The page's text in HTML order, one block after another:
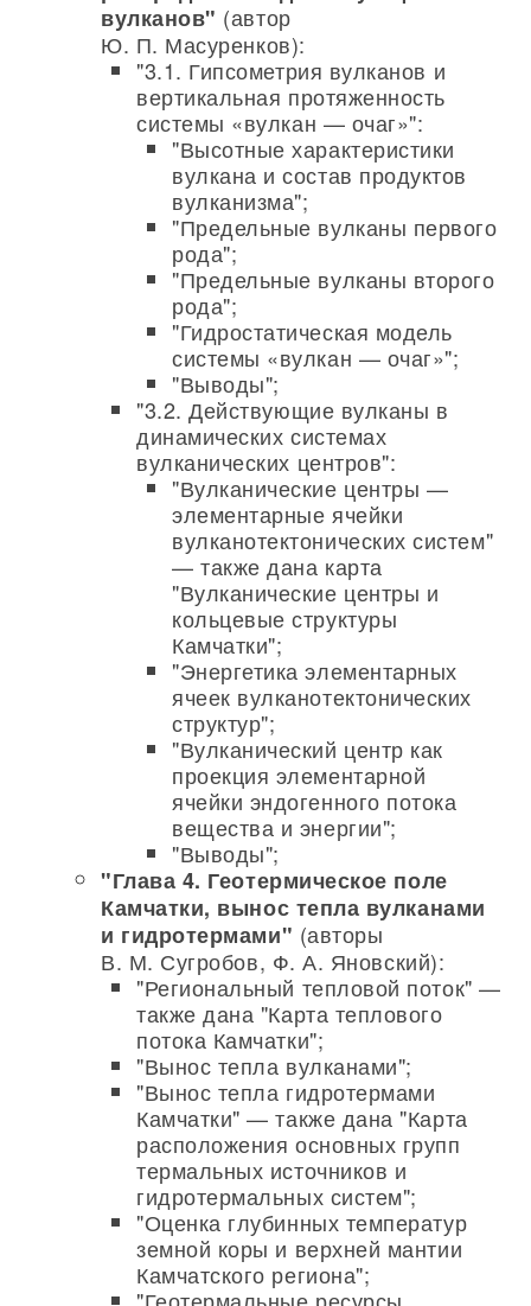
вулканов" (автор
Ю. П. Масуренков):
"3.1. Гипсометрия вулканов и
вертикальная протяженность
системы «вулкан — очаг»":
"Высотные характеристики
вулкана и состав продуктов
вулканизма";
"Предельные вулканы первого
рода";
"Предельные вулканы второго
рода";
"Гидростатическая модель
системы «вулкан — очаг»";
"Выводы";
"3.2. Действующие вулканы в
динамических системах
вулканических центров":
"Вулканические центры —
элементарные ячейки
вулканотектонических систем"
— также дана карта
"Вулканические центры и
кольцевые структуры
Камчатки";
"Энергетика элементарных
ячеек вулканотектонических
структур";
"Вулканический центр как
проекция элементарной
ячейки эндогенного потока
вещества и энергии";
"Выводы";
"Глава 4. Геотермическое поле
Камчатки, вынос тепла вулканами
и гидротермами" (авторы
В. М. Сугробов, Ф. А. Яновский):
"Региональный тепловой поток" —
также дана "Карта теплового
потока Камчатки";
"Вынос тепла вулканами";
"Вынос тепла гидротермами
Камчатки" — также дана "Карта
расположения основных групп
термальных источников и
гидротермальных систем";
"Оценка глубинных температур
земной коры и верхней мантии
Камчатского региона";